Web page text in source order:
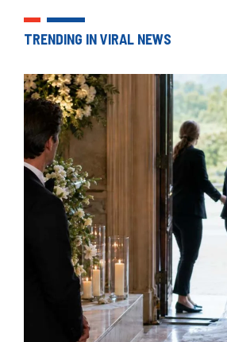
TRENDING IN VIRAL NEWS